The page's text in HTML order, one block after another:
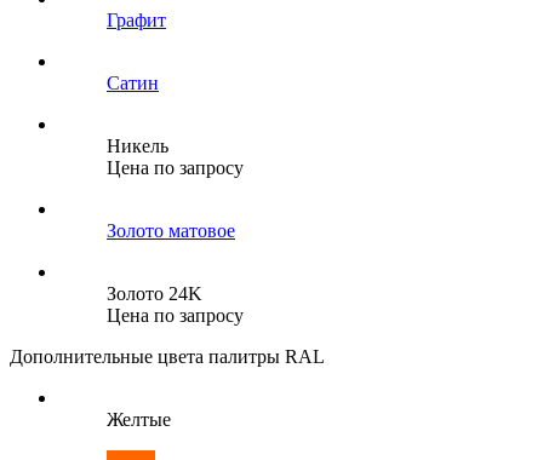
Графит
Сатин
Никель
Цена по запросу
Золото матовое
Золото 24K
Цена по запросу
Дополнительные цвета палитры RAL
Желтые